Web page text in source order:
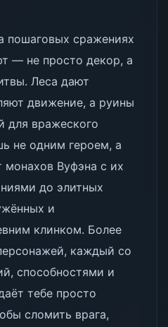
пошаговых сражениях
— не просто декор, а
Леса дают
движение, а руины
для вражеского
не одним героем, а
Вуфэна с их
до элитных
и
клинком. Более
каждый со
способностями и
тебе просто
сломить врага,